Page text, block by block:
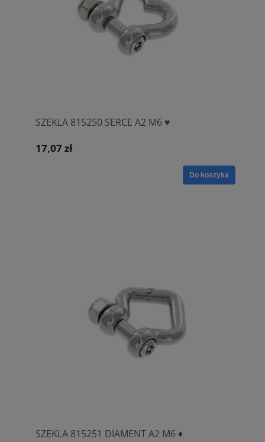
SZEKLA 815250 SERCE A2 M6 ♥
17,07 zł
Do koszyka
SZEKLA 815251 DIAMENT A2 M6 ♦